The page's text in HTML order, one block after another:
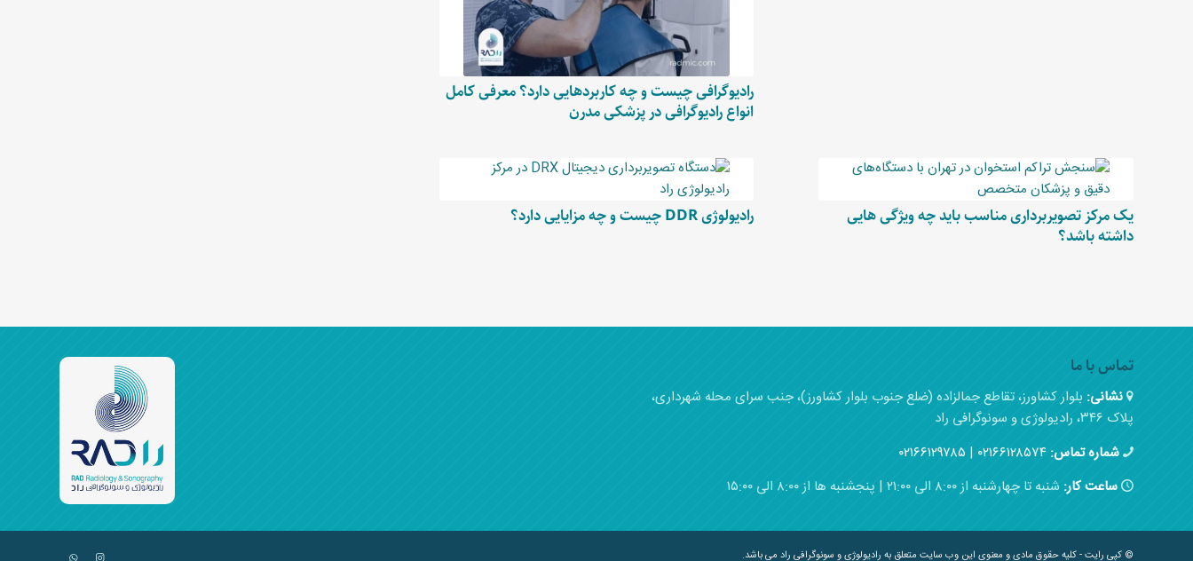
رادیوگرافی چیست و چه کاربردهایی دارد؟ معرفی کامل
انواع رادیوگرافی در پزشکی مدرن
یک مرکز تصویربرداری مناسب باید چه ویژگی هایی
داشته باشد؟
رادیولوژی DDR چیست و چه مزایایی دارد؟
تماس با ما
نشانی: بلوار کشاورز، تقاطع جمالزاده (ضلع جنوب بلوار کشاورز)، جنب سرای محله شهرداری،
پلاک ۳۴۶، رادیولوژی و سونوگرافی راد
شماره تماس: ۰۲۱۶۶۱۲۸۵۷۴ | ۰۲۱۶۶۱۲۹۷۸۵
ساعت کار: شنبه تا چهارشنبه از ۸:۰۰ الی ۲۱:۰۰ | پنجشنبه ها از ۸:۰۰ الی ۱۵:۰۰
© کپی رایت - کلیه حقوق مادی و معنوی این وب سایت متعلق به رادیولوژی و سونوگرافی راد می باشد.